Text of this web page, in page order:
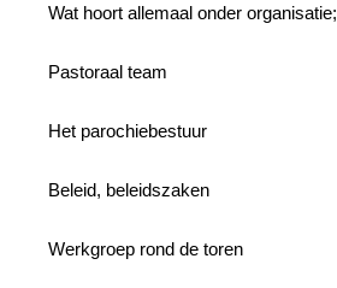
Wat hoort allemaal onder organisatie;
Pastoraal team
Het parochiebestuur
Beleid, beleidszaken
Werkgroep rond de toren